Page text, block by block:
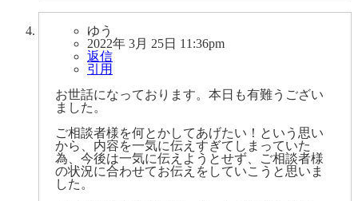
ゆう
2022年 3月 25日 11:36pm
返信
引用
お世話になっております。本日も有難うござい
ました。
ご相談者様を何とかしてあげたい！という思い
から、内容を一気に伝えすぎてしまっていた
為、今後は一気に伝えようとせず、ご相談者様
の状況に合わせてお伝えをしていこうと思いま
した。